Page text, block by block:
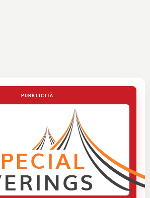
PUBBLICITÀ